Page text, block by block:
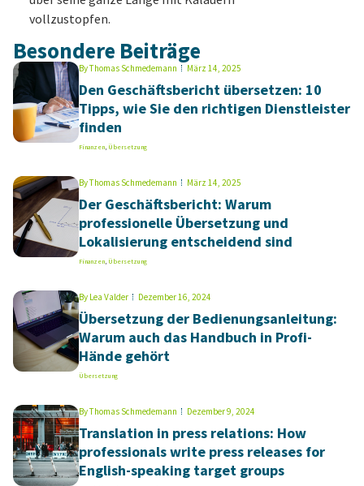
vollzustopfen.
Besondere Beiträge
ByThomas Schmedemann März 14, 2025
Den Geschäftsbericht übersetzen: 10
Tipps, wie Sie den richtigen Dienstleister
finden
Finanzen, Übersetzung
ByThomas Schmedemann März 14, 2025
Der Geschäftsbericht: Warum
professionelle Übersetzung und
Lokalisierung entscheidend sind
Finanzen, Übersetzung
ByLea Valder Dezember 16, 2024
Übersetzung der Bedienungsanleitung:
Warum auch das Handbuch in Profi-
Hände gehört
Übersetzung
ByThomas Schmedemann Dezember 9, 2024
Translation in press relations: How
professionals write press releases for
English-speaking target groups